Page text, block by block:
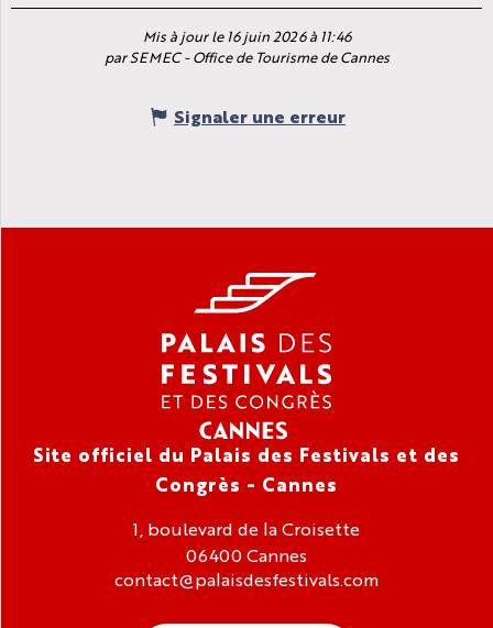
Mis à jour le 16 juin 2026 à 11:46
par SEMEC - Office de Tourisme de Cannes
Signaler une erreur
Site officiel du Palais des Festivals et des
Congrès - Cannes
1, boulevard de la Croisette
06400 Cannes
contact@palaisdesfestivals.com